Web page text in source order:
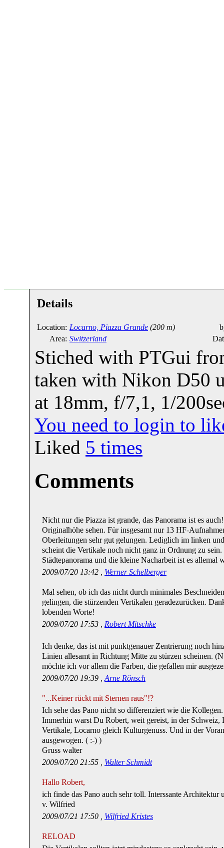
Details
Location: Locarno, Piazza Grande (200 m)
Area: Switzerland
Stiched with PTGui
taken with Nikon D50
at 18mm, f/7,1, 1/
You need to login to
Liked 5 times
Comments
Nicht nur die Piazza ist grande, das Panorama ist es
Originalhöhe sehen. Für insgesamt nur 13 HF-
Oberleitungen sehr gut gelungen. Lediglich im linken
scheint die Vertikale noch nicht ganz in Ordnung zu
Städtepanorama und die kleine Nacharbeit ist es
2009/07/20 13:42 , Werner Schelberger
Mal sehen, ob ich das nicht durch minimales
gelingen, die stürzenden Vertikalen geradezurücken.
lobenden Worte!
2009/07/20 17:53 , Robert Mitschke
Ich denke, das ist mit punktgenauer Zentrierung noch
Linien allesamt in Richtung Mitte zu stürzen scheinen.
möchte ich vor allem die Farben, die gefallen mir
2009/07/20 19:39 , Arne Rönsch
"...Keiner rückt mit Sternen raus"!?
Ich sehe das Pano nicht so differenziert wie die Kollegen.
Immerhin warst Du Robert, weit gereist, in der Schweiz,
Vertikale, Locarno gleich Kulturgenuss. Und in der
ausgewogen. ( :-) )
Gruss walter
2009/07/20 21:55 , Walter Schmidt
Hallo Robert,
ich finde das Pano auch sehr toll. Interssante
v. Wilfried
2009/07/21 17:50 , Wilfried Kristes
RELOAD